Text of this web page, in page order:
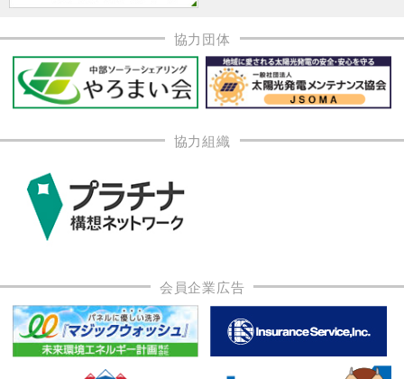
協力団体
協力組織
会員企業広告